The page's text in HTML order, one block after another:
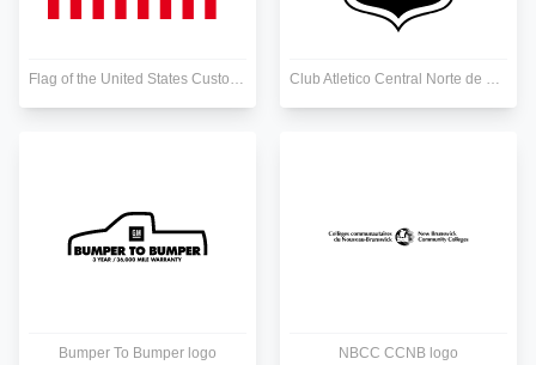
Bumper To Bumper logo NBCC CCNB logo